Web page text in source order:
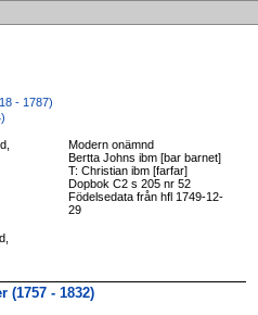
- 1787)
Modern onämnd
Bertta Johns ibm [bar barnet]
T: Christian ibm [farfar]
Dopbok C2 s 205 nr 52
Födelsedata från hfl 1749-12-
29
(1757 - 1832)